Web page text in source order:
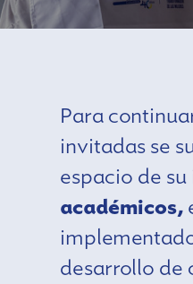
Para
invitadas se
espacio de su
académicos,
desarrollo de